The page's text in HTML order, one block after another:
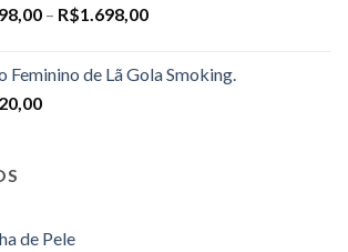
– R$1.698,00Price
through
Feminino de Lã Gola Smoking.
de Pele